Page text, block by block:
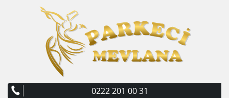
0222 201 00 31